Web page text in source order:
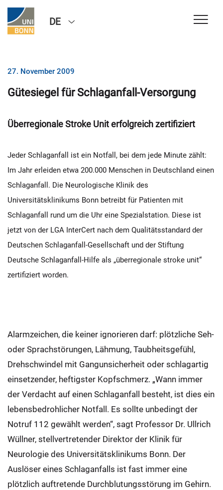
DE
27. November 2009
Gütesiegel für Schlaganfall-Versorgung
Überregionale Stroke Unit erfolgreich zertifiziert
Jeder Schlaganfall ist ein Notfall, bei dem jede Minute zählt:
Im Jahr erleiden etwa 200.000 Menschen in Deutschland einen
Schlaganfall. Die Neurologische Klinik des
Universitätsklinikums Bonn betreibt für Patienten mit
Schlaganfall rund um die Uhr eine Spezialstation. Diese ist
jetzt von der LGA InterCert nach dem Qualitätsstandard der
Deutschen Schlaganfall-Gesellschaft und der Stiftung
Deutsche Schlaganfall-Hilfe als „überregionale stroke unit“
zertifiziert worden.
Alarmzeichen, die keiner ignorieren darf: plötzliche Seh-
oder Sprachstörungen, Lähmung, Taubheitsgefühl,
Drehschwindel mit Gangunsicherheit oder schlagartig
einsetzender, heftigster Kopfschmerz. „Wann immer
der Verdacht auf einen Schlaganfall besteht, ist dies ein
lebensbedrohlicher Notfall. Es sollte unbedingt der
Notruf 112 gewählt werden“, sagt Professor Dr. Ullrich
Wüllner, stellvertretender Direktor der Klinik für
Neurologie des Universitätsklinikums Bonn. Der
Auslöser eines Schlaganfalls ist fast immer eine
plötzlich auftretende Durchblutungsstörung im Gehirn.